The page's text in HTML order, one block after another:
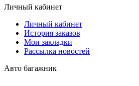
Личный кабинет
Личный кабинет
История заказов
Мои закладки
Рассылка новостей
Авто багажник